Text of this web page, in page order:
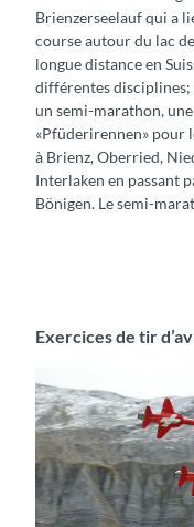
Brienzerseelauf qui a
course autour du lac
longue distance en
différentes disciplines;
un semi-marathon,
«Pfüderirennen» pour
à Brienz, Oberried,
Interlaken en passant
Bönigen. Le semi-
Exercices de tir